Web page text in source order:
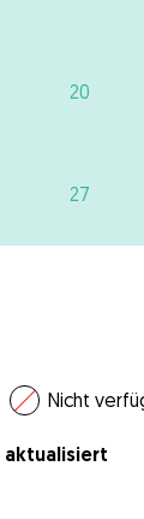
20
27
Nicht